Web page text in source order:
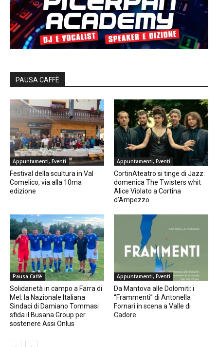
PAUSA CAFFÈ
Appuntamenti, Eventi
Festival della scultura in Val
Comelico, via alla 10ma
edizione
Appuntamenti, Eventi
CortinAteatro si tinge di Jazz:
domenica The Twisters whit
Alice Violato a Cortina
d’Ampezzo
Pausa Caffè
Solidarietà in campo a Farra di
Mel: la Nazionale Italiana
Sindaci di Damiano Tommasi
sfida il Busana Group per
sostenere Assi Onlus
Appuntamenti, Eventi
Da Mantova alle Dolomiti: i
“Frammenti” di Antonella
Fornari in scena a Valle di
Cadore